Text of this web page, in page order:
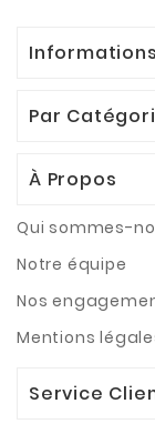
Informations
Par
À Propos
Qui sommes-
Notre équipe
Nos
Mentions
Service